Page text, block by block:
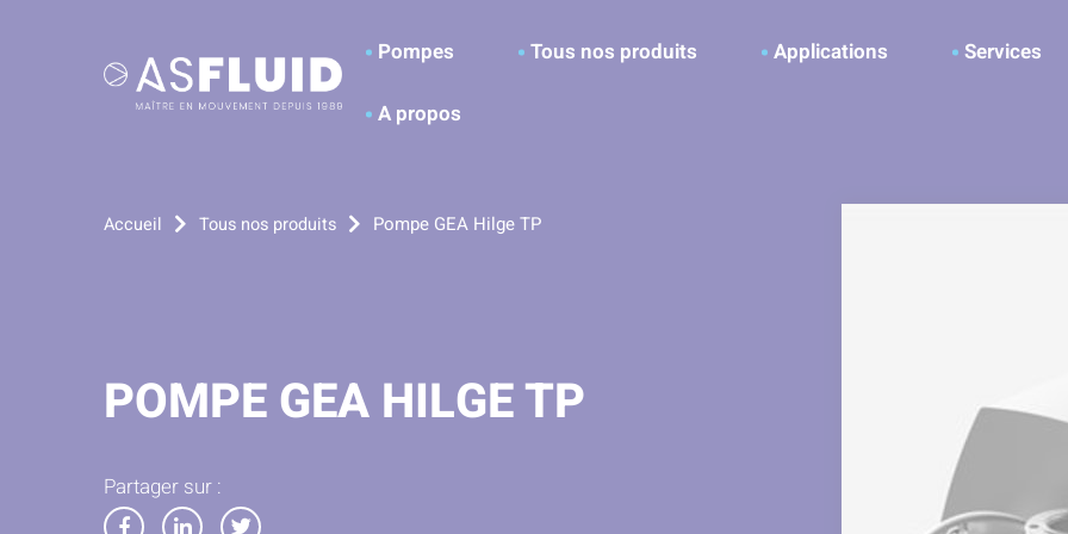
Pompes
Tous nos produits Applications Services
A propos
Accueil Tous nos produits Pompe GEA Hilge TP
POMPE GEA HILGE TP
Partager sur :